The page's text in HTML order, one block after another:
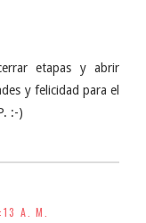
etapas y abrir
y felicidad para el
:-)
A. M.